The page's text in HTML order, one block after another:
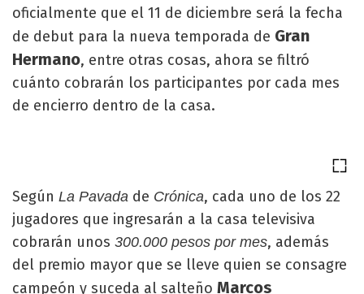
oficialmente que el 11 de diciembre será la fecha
de debut para la nueva temporada de Gran
Hermano, entre otras cosas, ahora se filtró
cuánto cobrarán los participantes por cada mes
de encierro dentro de la casa.
Según La Pavada de Crónica, cada uno de los 22
jugadores que ingresarán a la casa televisiva
cobrarán unos 300.000 pesos por mes, además
del premio mayor que se lleve quien se consagre
campeón y suceda al salteño Marcos